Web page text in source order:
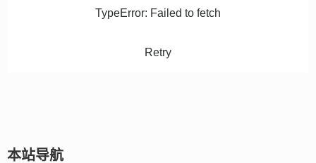
TypeError: Failed to fetch
Retry
本站导航